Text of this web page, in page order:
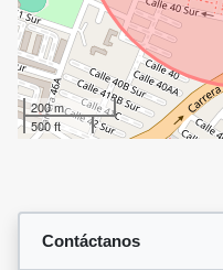
200 m
500 ft
Contáctanos